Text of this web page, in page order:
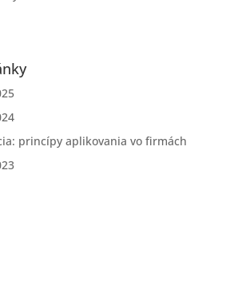
princípy aplikovania vo firmách